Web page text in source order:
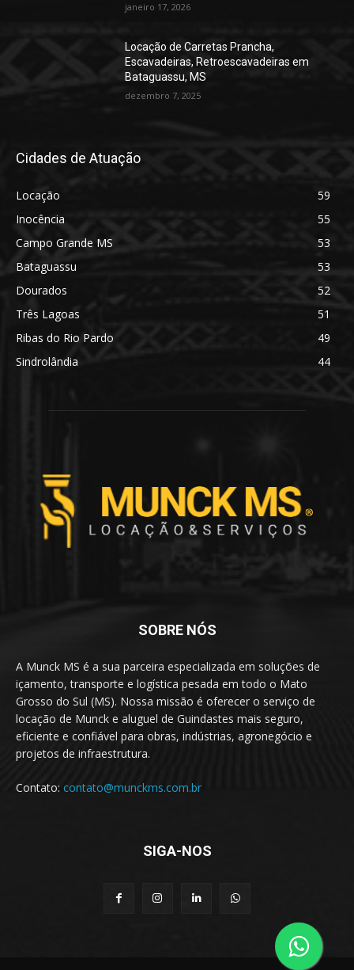
janeiro 17, 2026
Locação de Carretas Prancha,
Escavadeiras, Retroescavadeiras em
Bataguassu, MS
dezembro 7, 2025
Cidades de Atuação
Locação
59
Inocência
55
Campo Grande MS
53
Bataguassu
53
Dourados
52
Três Lagoas
51
Ribas do Rio Pardo
49
Sindrolândia
44
SOBRE NÓS
A Munck MS é a sua parceira especializada em soluções de
içamento, transporte e logística pesada em todo o Mato
Grosso do Sul (MS). Nossa missão é oferecer o serviço de
locação de Munck e aluguel de Guindastes mais seguro,
eficiente e confiável para obras, indústrias, agronegócio e
projetos de infraestrutura.
Contato: contato@munckms.com.br
SIGA-NOS